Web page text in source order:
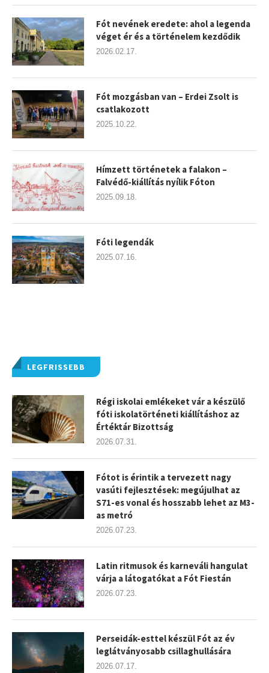
LEGFRISSEBB
Régi iskolai emlékeket vár a készülő
fóti iskolatörténeti kiállításhoz az
Értéktár Bizottság
2026.07.31.
Fótot is érintik a tervezett nagy
vasúti fejlesztések: megújulhat az
S71-es vonal és hosszabb lehet az M3-
as metró
2026.07.23.
Latin ritmusok és karneváli hangulat
várja a látogatókat a Fót Fiestán
2026.07.23.
Perseidák-esttel készül Fót az év
leglátványosabb csillaghullására
2026.07.17.
Fót nevének eredete: ahol a legenda
véget ér és a történelem kezdődik
2026.02.17.
Fót mozgásban van – Erdei Zsolt is
csatlakozott
2025.10.22.
Hímzett történetek a falakon –
Falvédő-kiállítás nyílik Fóton
2025.09.18.
Fóti legendák
2025.07.16.